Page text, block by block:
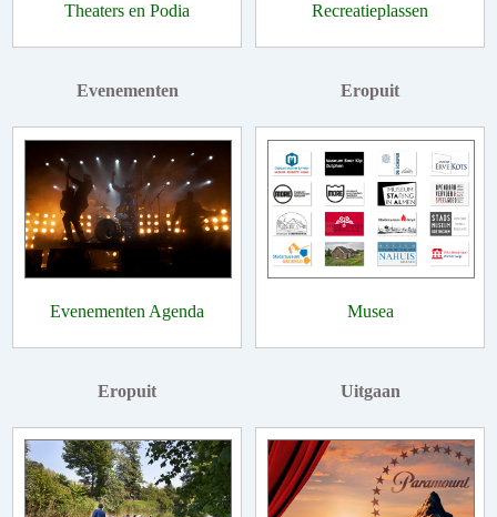
Theaters en Podia Recreatieplassen
Evenementen
Evenementen Agenda
Eropuit
Musea
Eropuit Uitgaan